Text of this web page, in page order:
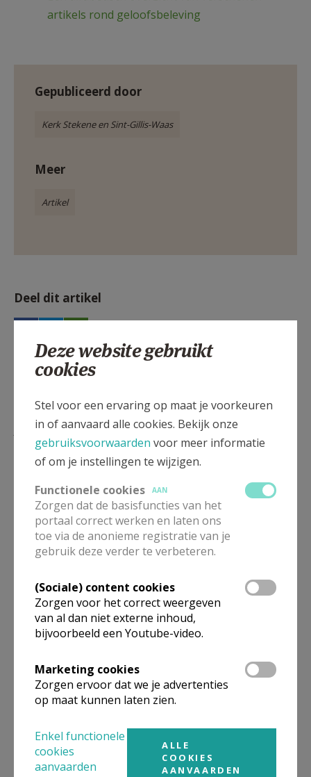
artikels rond geloofsbeleving
Gepubliceerd door
Kerk Stekene en Sint-Gillis-Waas
Meer
Artikel
Deel dit artikel
Lees meer
Beroepsvereniging Zorgpastores
Deze website gebruikt
cookies
Stel voor een ervaring op maat je voorkeuren
in of aanvaard alle cookies. Bekijk onze
gebruiksvoorwaarden voor meer informatie
of om je instellingen te wijzigen.
Functionele cookies
AAN
Zorgen dat de basisfuncties van het
portaal correct werken en laten ons
toe via de anonieme registratie van je
gebruik deze verder te verbeteren.
(Sociale) content cookies
Zorgen voor het correct weergeven
van al dan niet externe inhoud,
bijvoorbeeld een Youtube-video.
Marketing cookies
Zorgen ervoor dat we je advertenties
op maat kunnen laten zien.
Enkel functionele
cookies
aanvaarden
ALLE
COOKIES
AANVAARDEN